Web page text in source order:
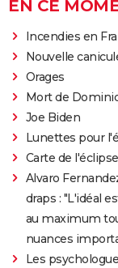
EN CE
Incendies en
Nouvelle
Orages
Mort de
Joe Biden
Lunettes pour
Carte de
Alvaro
draps : "L'idéal
au maximum
nuances
Les